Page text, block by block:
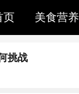
页 美食营养
挑战